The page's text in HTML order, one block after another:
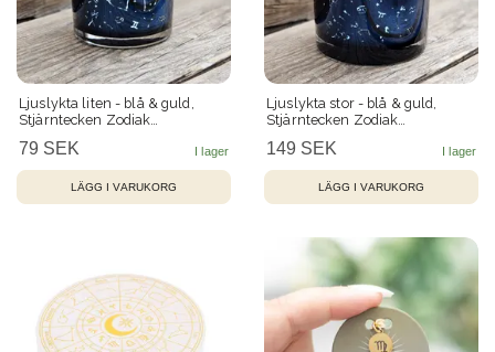
Ljuslykta liten - blå & guld,
Stjärntecken Zodiak
79 SEK
Ljuslykta stor - blå & guld,
Stjärntecken Zodiak
149 SEK